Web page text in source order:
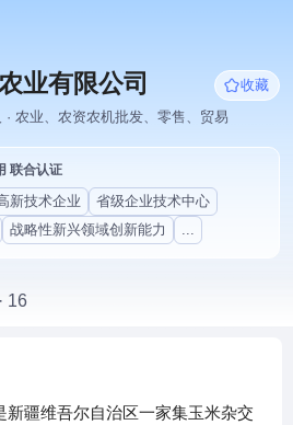
业有限公司
收藏
· 农业、农资农机批发、零售、贸易
联合认证
新技术企业
省级企业技术中心
战略性新兴领域创新能力 ...
16
新疆维吾尔自治区一家集玉米杂交